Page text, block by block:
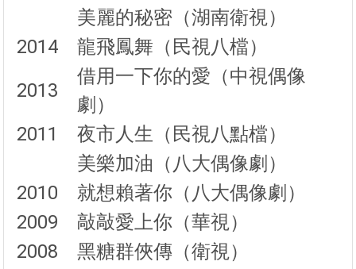
美麗的秘密（湖南衛視）
2014 龍飛鳳舞（民視八檔）
2013
借用一下你的愛（中視偶像
劇）
2011 夜市人生（民視八點檔）
美樂加油（八大偶像劇）
2010 就想賴著你（八大偶像劇）
2009 敲敲愛上你（華視）
2008 黑糖群俠傳（衛視）